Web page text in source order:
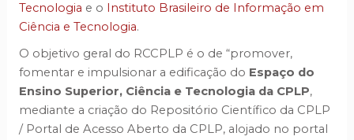
Tecnologia e o Instituto Brasileiro de Informação em
Ciência e Tecnologia.
O objetivo geral do RCCPLP é o de “promover,
fomentar e impulsionar a edificação do Espaço do
Ensino Superior, Ciência e Tecnologia da CPLP,
mediante a criação do Repositório Científico da CPLP
/ Portal de Acesso Aberto da CPLP, alojado no portal